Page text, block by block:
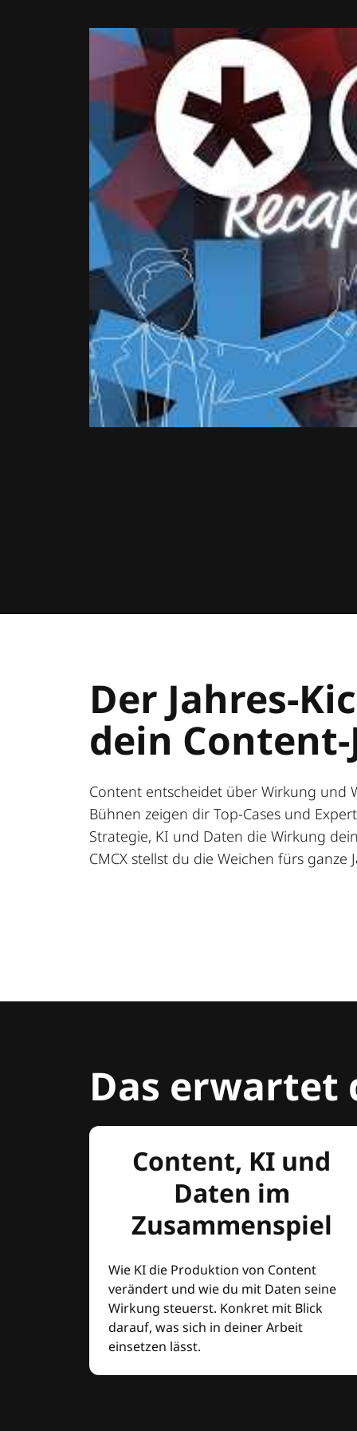
Der Jahres-
dein Content-
Content entscheidet über Wirkung und
Bühnen zeigen dir Top-Cases und
Strategie, KI und Daten die Wirkung
CMCX stellst du die Weichen fürs ganze
Das erwartet
Content, KI und
Daten im
Zusammenspiel
Wie KI die Produktion von Content
verändert und wie du mit Daten seine
Wirkung steuerst. Konkret mit Blick
darauf, was sich in deiner Arbeit
einsetzen lässt.